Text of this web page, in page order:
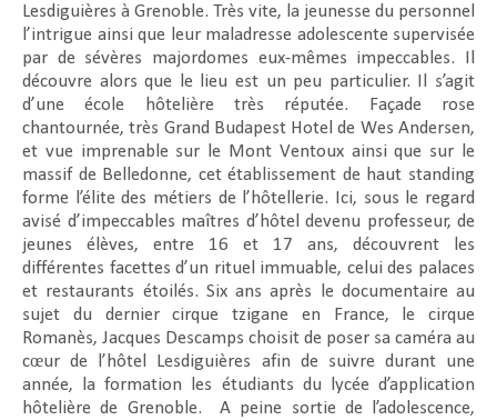
Lesdiguières à Grenoble. Très vite, la jeunesse du personnel
l’intrigue ainsi que leur maladresse adolescente supervisée
par de sévères majordomes eux-mêmes impeccables. Il
découvre alors que le lieu est un peu particulier. Il s’agit
d’une école hôtelière très réputée. Façade rose
chantournée, très Grand Budapest Hotel de Wes Andersen,
et vue imprenable sur le Mont Ventoux ainsi que sur le
massif de Belledonne, cet établissement de haut standing
forme l’élite des métiers de l’hôtellerie. Ici, sous le regard
avisé d’impeccables maîtres d’hôtel devenu professeur, de
jeunes élèves, entre 16 et 17 ans, découvrent les
différentes facettes d’un rituel immuable, celui des palaces
et restaurants étoilés. Six ans après le documentaire au
sujet du dernier cirque tzigane en France, le cirque
Romanès, Jacques Descamps choisit de poser sa caméra au
cœur de l’hôtel Lesdiguières afin de suivre durant une
année, la formation les étudiants du lycée d’application
hôtelière de Grenoble. A peine sortie de l’adolescence,